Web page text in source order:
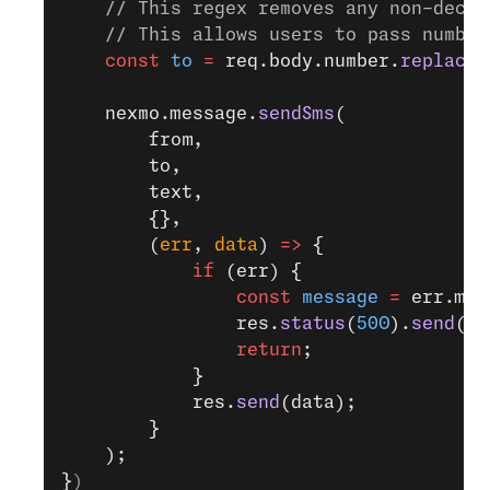
// This regex removes any non-
// This allows users to pass
    const
to = req.body.number. replace
    nexmo.message.
sendSms (
        from,
        to,
        text,
        {},
        (
err , data ) => {
            if
(err) {
                const
message =
                res.
status ( 500). send
                return
;
            }
            res.
send (data);
        }
    );
} )